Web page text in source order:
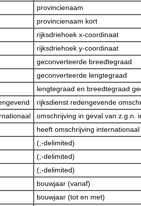
provincienaam
provincienaam kort
rijksdriehoek x-coordinaat
rijksdriehoek y-coordinaat
geconverteerde breedtegraad
geconverteerde lengtegraad
lengtegraad en breedtegraad
rijksdienst redengevende
omschrijving in geval van z.g.n.
heeft omschrijving
(;-delimited)
(;-delimited)
(;-delimited)
bouwjaar (vanaf)
bouwjaar (tot en met)